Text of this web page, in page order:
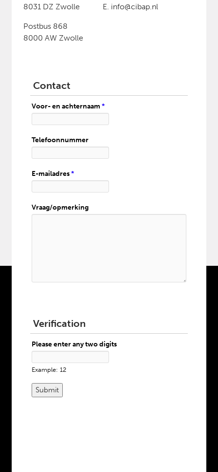
8031 DZ Zwolle
E. info@cibap.nl
Postbus 868
8000 AW Zwolle
Contact
Voor- en achternaam*
Telefoonnummer
E-mailadres*
Vraag/opmerking
Verification
Please enter any two digits
Example: 12